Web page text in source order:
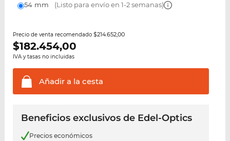
54 mm (Listo para envío en 1-2 semanas)
Precio de venta recomendado $214.652,00
$182.454,00
IVA y tasas no incluidas
Añadir a la cesta
Beneficios exclusivos de Edel-Optics
Precios económicos